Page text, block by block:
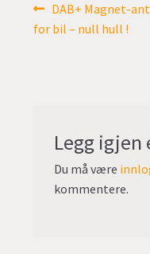
Forrige
innlegg:
DAB+ Magnet-
for bil – null hull !
Legg
Du må være
kommentere.